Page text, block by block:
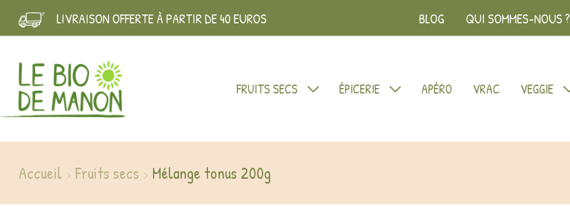
LIVRAISON OFFERTE À PARTIR DE 40 EUROS BLOG QUI SOMMES-NOUS ?
FRUITS SECS ÉPICERIE APÉRO VRAC VEGGIE
Accueil Fruits secs Mélange tonus 200g